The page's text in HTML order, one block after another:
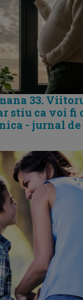
33.
stiu ca voi fi
- jurnal de